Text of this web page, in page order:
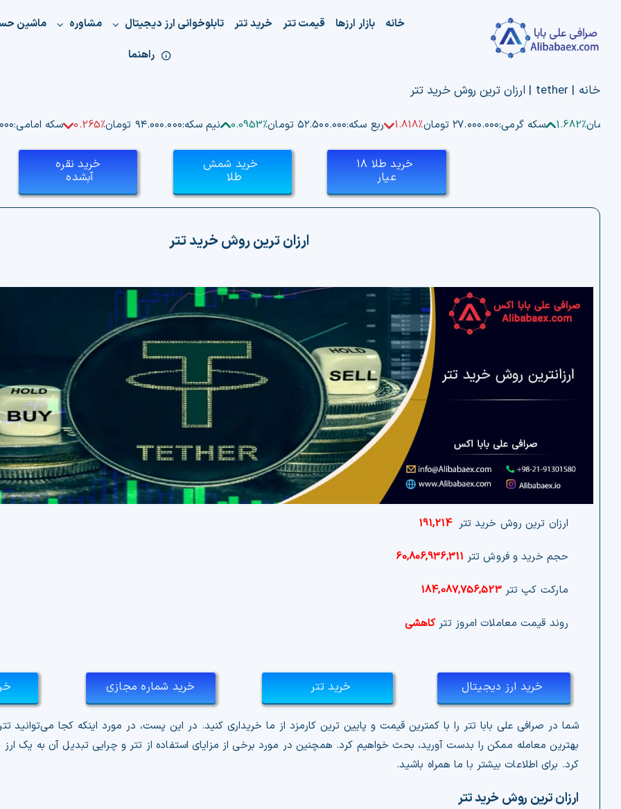
content
خانه بازار ارزها قیمت تتر خرید تتر تابلوخوانی ارز دیجیتال مشاوره ماشین
راهنما
خانه |
tether
| ارزان ترین روش خرید تتر
1.682% سکه گرمی:۲۷.۰۰۰.۰۰۰ تومان 1.818% ربع سکه:۵۲.۵۰۰.۰۰۰ تومان 0.0953% نیم سکه:۹۴.۰۰۰.۰۰۰ تومان 0.265% سکه امامی:
خرید طلا ۱۸
عیار
خرید شمش
طلا
خرید نقره
آبشده
ارزان ترین روش خرید تتر
ارزان ترین روش خرید تتر 191,214
حجم خرید و فروش تتر 60,806,936,311
مارکت کپ تتر184,087,756,523
روند قیمت معاملات امروز تترکاهشی
خرید ارز دیجیتال خرید تتر خرید شماره مجازی
بهترین معامله ممکن را بدست آورید، بحث خواهیم کرد. همچنین در مورد برخی از مزایای استفاده از تتر و چرایی تبدیل آن به یک
کرد. برای اطلاعات بیشتر با ما همراه باشید.
ارزان ترین روش خرید تتر